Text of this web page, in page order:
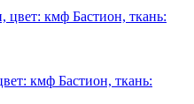
кмф Бастион, ткань: